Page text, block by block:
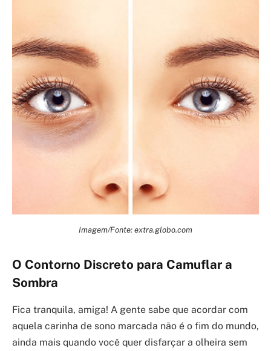
Imagem/Fonte: extra.globo.com
O Contorno Discreto para Camuflar a
Sombra
Fica tranquila, amiga! A gente sabe que acordar com
aquela carinha de sono marcada não é o fim do mundo,
ainda mais quando você quer disfarçar a olheira sem